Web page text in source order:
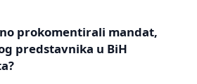
prokomentirali mandat,
predstavnika u BiH